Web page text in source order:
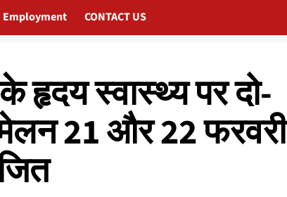
Employment CONTACT US
हृदय स्वास्थ्य पर दो-
21 और 22 फरवरी